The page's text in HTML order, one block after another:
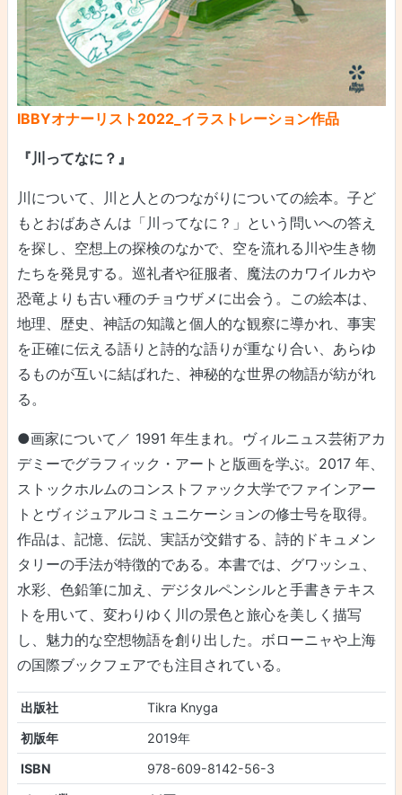
IBBYオナーリスト2022_イラストレーション作品
『川ってなに？』
川について、川と人とのつながりについての絵本。子ど
もとおばあさんは「川ってなに？」という問いへの答え
を探し、空想上の探検のなかで、空を流れる川や生き物
たちを発見する。巡礼者や征服者、魔法のカワイルカや
恐竜よりも古い種のチョウザメに出会う。この絵本は、
地理、歴史、神話の知識と個人的な観察に導かれ、事実
を正確に伝える語りと詩的な語りが重なり合い、あらゆ
るものが互いに結ばれた、神秘的な世界の物語が紡がれ
る。
●画家について／ 1991 年生まれ。ヴィルニュス芸術アカ
デミーでグラフィック・アートと版画を学ぶ。2017 年、
ストックホルムのコンストファック大学でファインアー
トとヴィジュアルコミュニケーションの修士号を取得。
作品は、記憶、伝説、実話が交錯する、詩的ドキュメン
タリーの手法が特徴的である。本書では、グワッシュ、
水彩、色鉛筆に加え、デジタルペンシルと手書きテキス
トを用いて、変わりゆく川の景色と旅心を美しく描写
し、魅力的な空想物語を創り出した。ボローニャや上海
の国際ブックフェアでも注目されている。
出版社
Tikra Knyga
初版年
2019年
ISBN
978-609-8142-56-3